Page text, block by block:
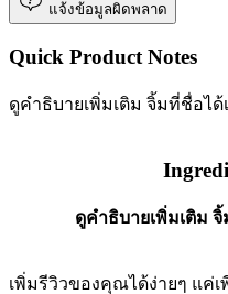
แจ้งข้อมูลผิดพลาด
Quick Product Notes
ดูคำธิบายเพิ่มเติม จิ้มที่ชื่อได้
ดูคำธิบายเพิ่มเติม
เพิ่มรีวิวของคุณได้ง่ายๆ แค่เ